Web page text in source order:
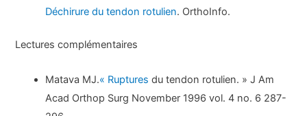
Déchirure du tendon rotulien. OrthoInfo.
Lectures complémentaires
Matava MJ.« Ruptures du tendon rotulien. » J Am
Acad Orthop Surg November 1996 vol. 4 no. 6 287-